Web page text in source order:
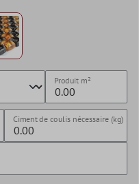
Produit m²
Ciment de coulis nécessaire (kg)